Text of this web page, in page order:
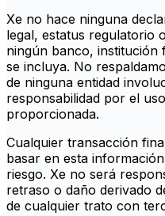
Xe no hace ninguna
legal, estatus regulatorio
ningún banco, institución
se incluya. No
de ninguna entidad
responsabilidad por el
proporcionada.
Cualquier transacción
basar en esta
riesgo. Xe no será
retraso o daño derivado
de cualquier trato con